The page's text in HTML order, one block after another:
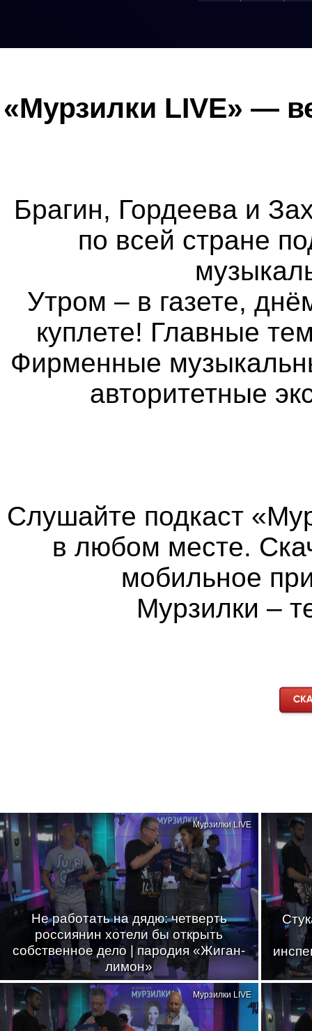
«Мурзилки LIVE» —
Брагин, Гордеева и
по всей стране
Утром – в газете,
куплете! Главные
Фирменные
авторитетные
Слушайте подкаст
в любом месте.
мобильное
Мурзилки –
Не работать на дядю: четверть
россиянин хотели бы открыть
собственное дело | пародия «Жиган-
лимон»
Мурзилки LIVE
Мурзилки LIVE